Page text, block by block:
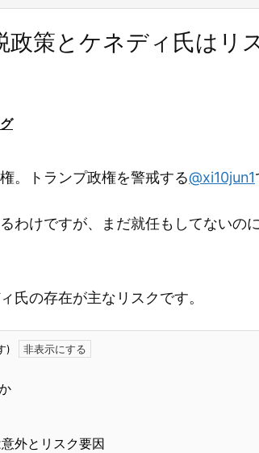
政策とケネディ氏はリ
。トランプ政権を警戒する@xi10jun1
わけですが、まだ就任もしてないの
氏の存在が主なリスクです。
)
外とリスク要因